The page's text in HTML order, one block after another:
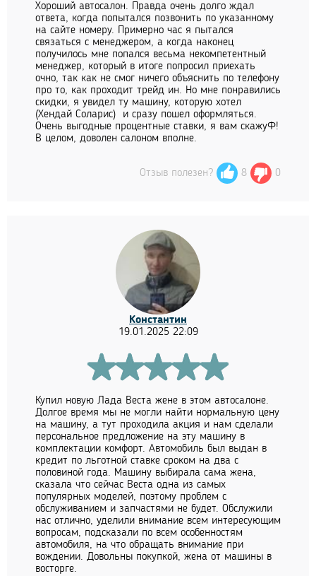
Хороший автосалон. Правда очень долго ждал
ответа, когда попытался позвонить по указанному
на сайте номеру. Примерно час я пытался
связаться с менеджером, а когда наконец
получилось мне попался весьма некомпетентный
менеджер, который в итоге попросил приехать
очно, так как не смог ничего объяснить по телефону
про то, как проходит трейд ин. Но мне понравились
скидки, я увидел ту машину, которую хотел
(Хендай Соларис) и сразу пошел оформляться.
Очень выгодные процентные ставки, я вам скажуФ!
В целом, доволен салоном вполне.
Отзыв полезен? 8 0
Константин
19.01.2025 22:09
Купил новую Лада Веста жене в этом автосалоне.
Долгое время мы не могли найти нормальную цену
на машину, а тут проходила акция и нам сделали
персональное предложение на эту машину в
комплектации комфорт. Автомобиль был выдан в
кредит по льготной ставке сроком на два с
половиной года. Машину выбирала сама жена,
сказала что сейчас Веста одна из самых
популярных моделей, поэтому проблем с
обслуживанием и запчастями не будет. Обслужили
нас отлично, уделили внимание всем интересующим
вопросам, подсказали по всем особенностям
автомобиля, на что обращать внимание при
вождении. Довольны покупкой, жена от машины в
восторге.